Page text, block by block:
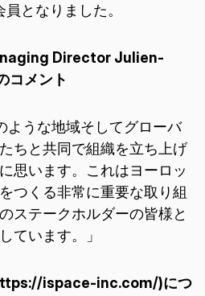
アメリカ合衆国デンバー
1811、
となりました。
Director Julien-
コメント
ような地域そしてグローバ
ちと共同で組織を立ち上げ
思います。これはヨーロッ
つくる非常に重要な取り組
ステークホルダーの皆様と
ています。」
ispace-inc.com/)につ